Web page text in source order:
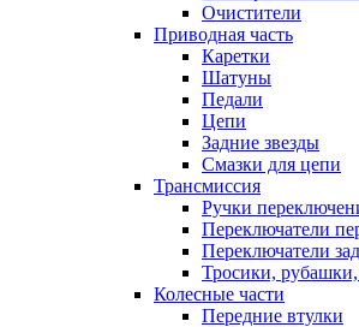
Очистители
Приводная часть
Каретки
Шатуны
Педали
Цепи
Задние звезды
Смазки для цепи
Трансмиссия
Ручки
Переключатели
Переключатели
Тросики,
Колесные части
Передние втулки